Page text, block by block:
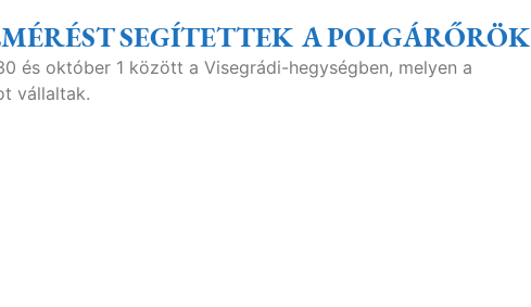
SEGÍTETTEK A POLGÁRŐRÖK
és október 1 között a Visegrádi-hegységben, melyen a
vállaltak.